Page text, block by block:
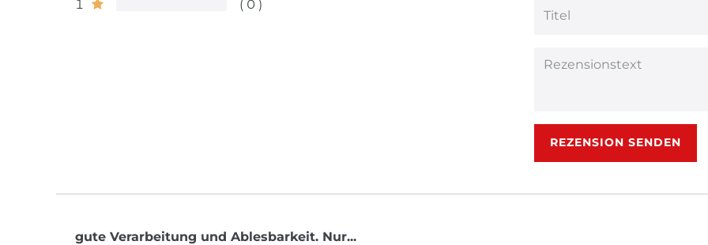
1
0
Anzeigename
Rezensionstext
REZENSION SENDEN
gute Verarbeitung und Ablesbarkeit. Nur...